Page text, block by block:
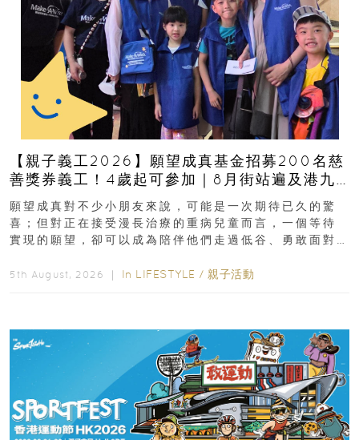
【親子義工2026】願望成真基金招募200名慈
善獎券義工！4歲起可參加｜8月街站遍及港九
新界
願望成真對不少小朋友來說，可能是一次期待已久的驚
喜；但對正在接受漫長治療的重病兒童而言，一個等待
實現的願望，卻可以成為陪伴他們走過低谷、勇敢面對
5th August, 2026 ｜ In LIFESTYLE / 親子活動